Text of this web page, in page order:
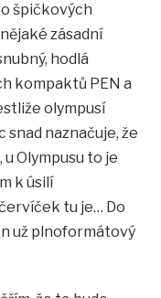
špičkových
zásadní
hodlá
kompaktů PEN a
olympusí
naznačuje, že
Olympusu to je
k úsilí
tu je… Do
už plnoformátový